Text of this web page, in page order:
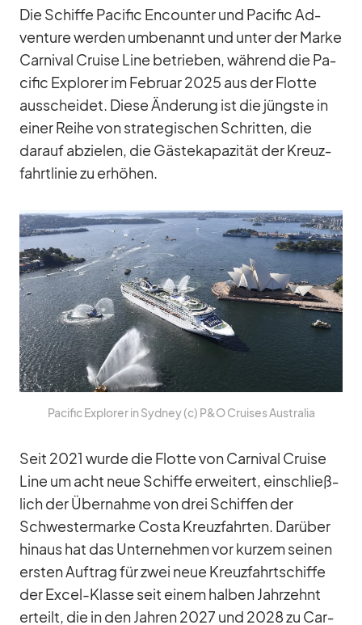
Die Schiffe Pa­ci­fic En­coun­ter und Pa­ci­fic Ad­
ven­ture wer­den um­be­nannt und un­ter der Marke
Car­ni­val Cruise Line be­trie­ben, wäh­rend die Pa­
ci­fic Ex­plo­rer im Fe­bruar 2025 aus der Flotte
aus­schei­det. Diese Än­de­rung ist die jüngste in
ei­ner Reihe von stra­te­gi­schen Schrit­ten, die
dar­auf ab­zie­len, die Gäs­te­ka­pa­zi­tät der Kreuz­
fahrt­li­nie zu er­hö­hen.
Pa­ci­fic Ex­plo­rer in Syd­ney (c) P&O Crui­ses Aus­tra­lia
Seit 2021 wurde die Flotte von Car­ni­val Cruise
Line um acht neue Schiffe er­wei­tert, ein­schließ­
lich der Über­nahme von drei Schif­fen der
Schwes­ter­marke Costa Kreuz­fahr­ten. Dar­über
hin­aus hat das Un­ter­neh­men vor kur­zem sei­nen
ers­ten Auf­trag für zwei neue Kreuz­fahrt­schiffe
der Ex­cel-Klasse seit ei­nem hal­ben Jahr­zehnt
er­teilt, die in den Jah­ren 2027 und 2028 zu Car­